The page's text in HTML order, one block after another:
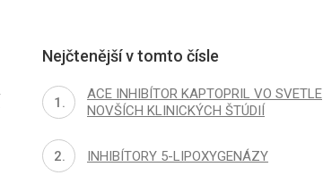
Nejčtenější v tomto čísle
ACE INHIBÍTOR KAPTOPRIL VO SVETLE
NOVŠÍCH KLINICKÝCH ŠTÚDIÍ
INHIBÍTORY 5-LIPOXYGENÁZY